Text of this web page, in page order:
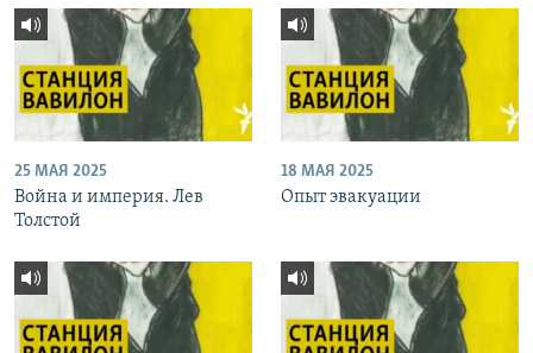
25 МАЯ 2025
Война и империя. Лев
Толстой
18 МАЯ 2025
Опыт эвакуации